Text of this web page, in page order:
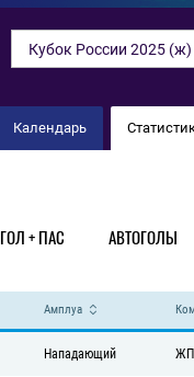
Кубок России 2025 (ж)
Календарь
ГОЛ + ПАС АВТОГОЛЫ
Амплуа
Нападающий